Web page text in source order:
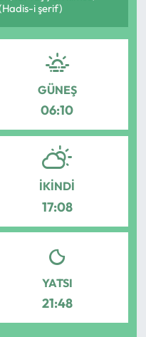
i şerif)
GÜNEŞ
06:10
İKINDI
17:08
YATSI
21:48